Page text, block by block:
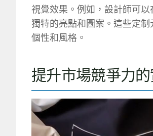
視覺效果。例如，設計師可
獨特的亮點和圖案。這些定
個性和風格。
提升市場競爭力